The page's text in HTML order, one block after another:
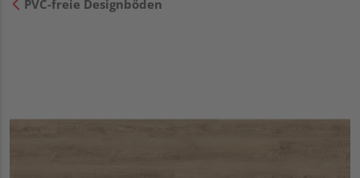
PVC-freie Designböden